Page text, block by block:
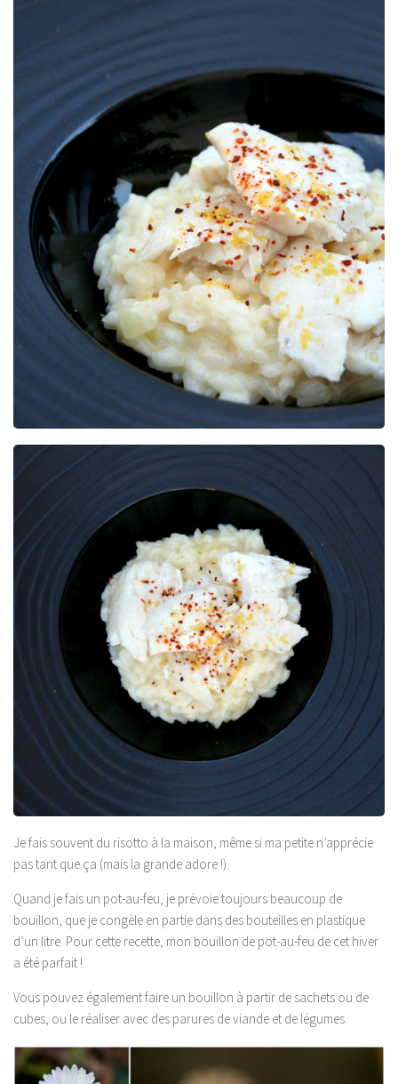
Je fais souvent du risotto à la maison, même si ma petite n’apprécie
pas tant que ça (mais la grande adore !).
Quand je fais un pot-au-feu, je prévoie toujours beaucoup de
bouillon, que je congèle en partie dans des bouteilles en plastique
d’un litre. Pour cette recette, mon bouillon de pot-au-feu de cet hiver
a été parfait !
Vous pouvez également faire un bouillon à partir de sachets ou de
cubes, ou le réaliser avec des parures de viande et de légumes.